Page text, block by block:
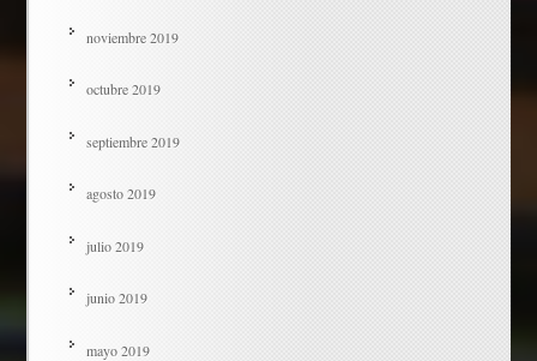
noviembre 2019
octubre 2019
septiembre 2019
agosto 2019
julio 2019
junio 2019
mayo 2019